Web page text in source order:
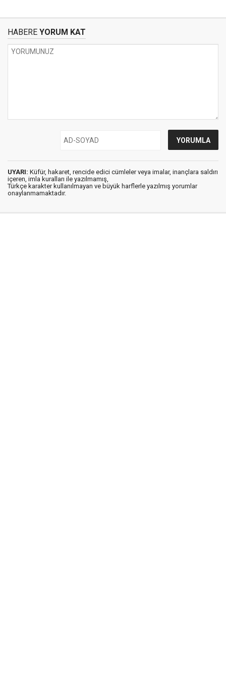
HABERE YORUM KAT
UYARI: Küfür, hakaret, rencide edici cümleler veya imalar, inançlara saldırı
içeren, imla kuralları ile yazılmamış,
Türkçe karakter kullanılmayan ve büyük harflerle yazılmış yorumlar
onaylanmamaktadır.